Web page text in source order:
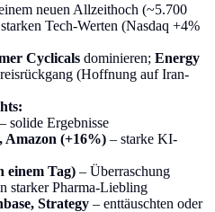
neuen Allzeithoch (~5.700
Tech-Werten (Nasdaq +4%
Cyclicals dominieren; Energy
(Hoffnung auf Iran-
– solide Ergebnisse
Amazon (+16%) – starke KI-
einem Tag) – Überraschung
starker Pharma-Liebling
Strategy – enttäuschten oder